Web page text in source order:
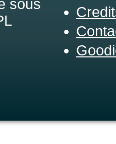
sous